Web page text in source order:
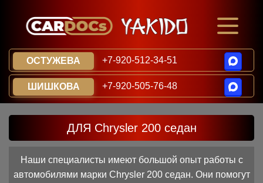
ОСТУЖЕВА +7-920-512-34-51
ШИШКОВА +7-920-505-76-48
ДЛЯ Chrysler 200 седан
Наши специалисты имеют большой опыт работы с
автомобилями марки Chrysler 200 седан. Они помогут